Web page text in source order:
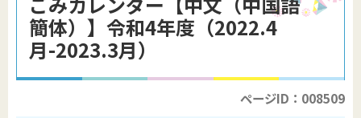
簡体）】令和4年度（2022.4
月-2023.3月）
ページID：008509